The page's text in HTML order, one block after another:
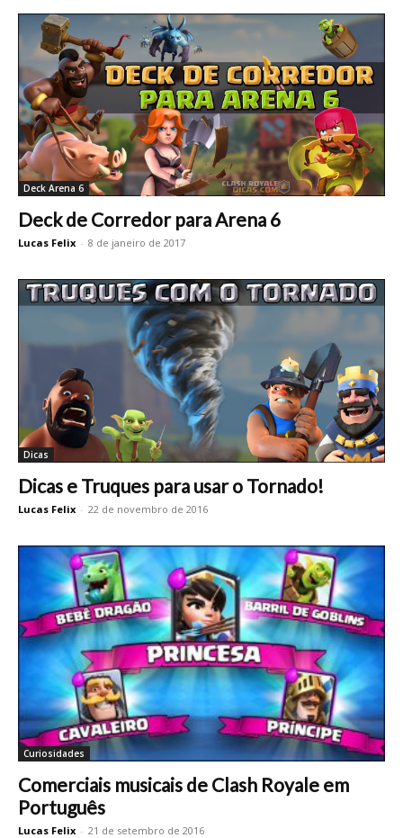
Deck Arena 6
Deck de Corredor para Arena 6
Lucas Felix - 8 de janeiro de 2017
Dicas
Dicas e Truques para usar o Tornado!
Lucas Felix - 22 de novembro de 2016
Curiosidades
Comerciais musicais de Clash Royale em
Português
Lucas Felix - 21 de setembro de 2016